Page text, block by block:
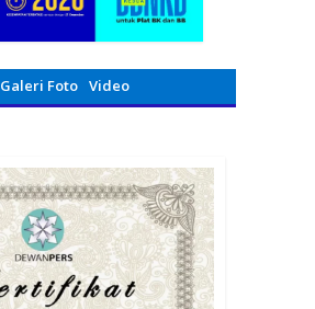
Galeri Foto Video